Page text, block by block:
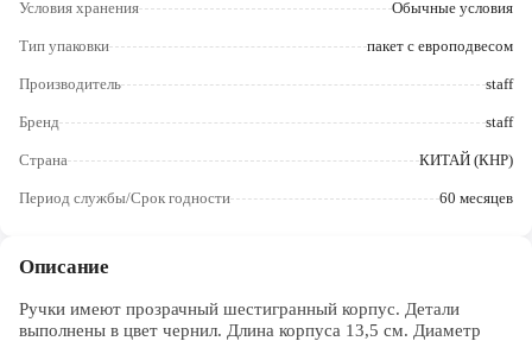
Северодвинск
Череповец
Ярославль
Условия хранения Обычные условия
Тип упаковки пакет с европодвесом
Производитель staff
Бренд staff
Страна КИТАЙ (КНР)
Период службы/Срок годности 60 месяцев
Описание
Ручки имеют прозрачный шестигранный корпус. Детали
выполнены в цвет чернил. Длина корпуса 13,5 см. Диаметр